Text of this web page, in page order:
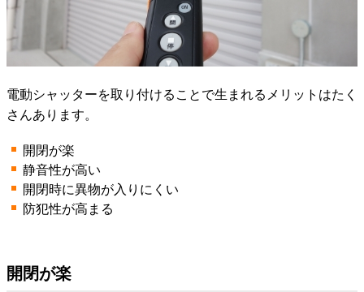
電動シャッターを取り付けることで生まれるメリットはたく
さんあります。
開閉が楽
静音性が高い
開閉時に異物が入りにくい
防犯性が高まる
開閉が楽